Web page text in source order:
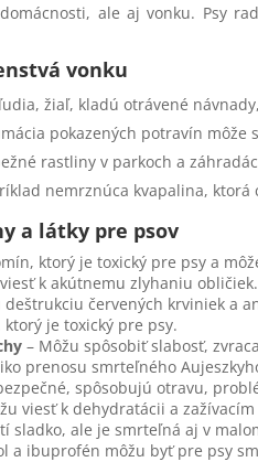
ale aj vonku. Psy
vonku
žiaľ, kladú otrávené
pokazených potravín
rastliny v parkoch a
nemrznúca kvapalina,
a látky pre psov
ktorý je toxický pre psy a
k akútnemu zlyhaniu obličiek.
deštrukciu červených krviniek a
je toxický pre psy.
– Môžu spôsobiť slabosť,
prenosu smrteľného
spôsobujú otravu,
viesť k dehydratácii a
sladko, ale je smrteľná aj v
a ibuprofén môžu byť pre psy